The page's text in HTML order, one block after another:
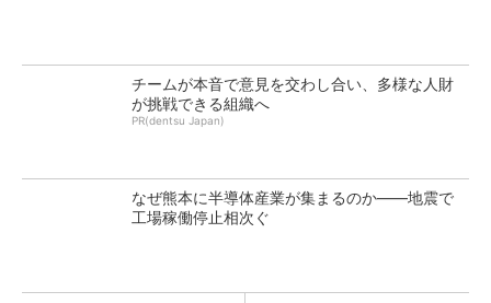
チームが本音で意見を交わし合い、多様な人財
が挑戦できる組織へ
PR(dentsu Japan)
なぜ熊本に半導体産業が集まるのか――地震で
工場稼働停止相次ぐ